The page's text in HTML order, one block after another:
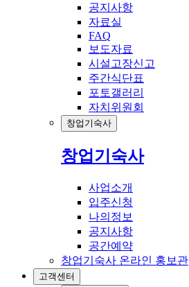
공지사항
자료실
FAQ
보도자료
시설고장신고
주간식단표
포토갤러리
자치위원회
창업기숙사
창업기숙사
사업소개
입주신청
나의정보
공지사항
공간예약
창업기숙사 온라인 홍보관
고객센터